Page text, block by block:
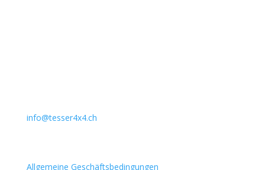
info@tesser4x4.ch
Allgemeine Geschäftsbedingungen